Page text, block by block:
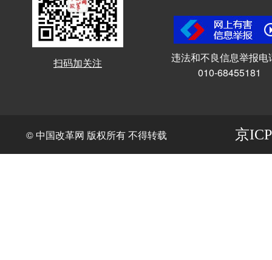
扫码加关注
违法和不良信息举报电
010-68455181
© 中国改革网 版权所有 不得转载 京